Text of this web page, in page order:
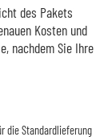
des Pakets
Kosten und
nachdem Sie Ihre
die Standardlieferung